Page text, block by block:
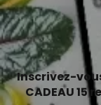
Inscrivez-
CADEAU 15